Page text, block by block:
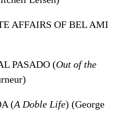
AFFAIRS OF BEL AMI
PASADO (Out of the
(A Doble Life) (George